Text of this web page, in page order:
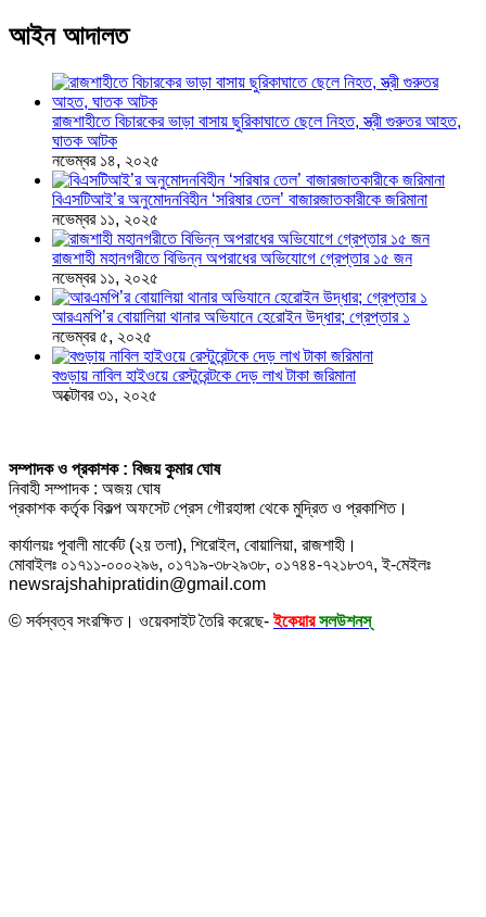
আইন আদালত
রাজশাহীতে বিচারকের ভাড়া বাসায় ছুরিকাঘাতে ছেলে নিহত, স্ত্রী গুরুতর আহত,
ঘাতক আটক
নভেম্বর ১৪, ২০২৫
বিএসটিআই’র অনুমোদনবিহীন ‘সরিষার তেল’ বাজারজাতকারীকে জরিমানা
নভেম্বর ১১, ২০২৫
রাজশাহী মহানগরীতে বিভিন্ন অপরাধের অভিযোগে গ্রেপ্তার ১৫ জন
নভেম্বর ১১, ২০২৫
আরএমপি’র বোয়ালিয়া থানার অভিযানে হেরোইন উদ্ধার; গ্রেপ্তার ১
নভেম্বর ৫, ২০২৫
বগুড়ায় নাবিল হাইওয়ে রেস্টুরেন্টকে দেড় লাখ টাকা জরিমানা
অক্টোবর ৩১, ২০২৫
সম্পাদক ও প্রকাশক : বিজয় কুমার ঘোষ
নিবাহী সম্পাদক : অজয় ঘোষ
প্রকাশক কর্তৃক বিকল্প অফসেট প্রেস গৌরহাঙ্গা থেকে মুদ্রিত ও প্রকাশিত।
কার্যালয়ঃ পূবালী মার্কেট (২য় তলা), শিরোইল, বোয়ালিয়া, রাজশাহী।
মোবাইলঃ ০১৭১১-০০০২৯৬, ০১৭১৯-৩৮২৯৩৮, ০১৭৪৪-৭২১৮৩৭, ই-মেইলঃ
newsrajshahipratidin@gmail.com
© সর্বস্বত্ব সংরক্ষিত। ওয়েবসাইট তৈরি করেছে-ইকেয়ার সলউশনস্